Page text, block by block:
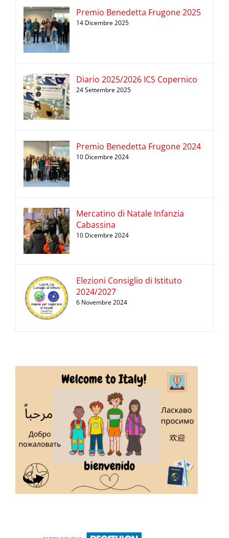
Premio Benedetta Frugone 2025
14 Dicembre 2025
Diario 2025/2026 ICS Copernico
24 Settembre 2025
Premio Benedetta Frugone 2024
10 Dicembre 2024
Mercatino di Natale Infanzia
Cabassina
10 Dicembre 2024
Elezioni Consiglio di Istituto
2024/2027
6 Novembre 2024